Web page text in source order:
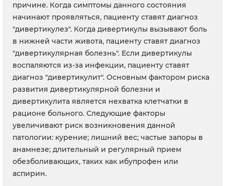
причине. Когда симптомы данного состояния
начинают проявляться, пациенту ставят диагноз
"дивертикулез". Когда дивертикулы вызывают боль
в нижней части живота, пациенту ставят диагноз
"дивертикулярная болезнь". Если дивертикулы
воспаляются из-за инфекции, пациенту ставят
диагноз "дивертикулит". Основным фактором риска
развития дивертикулярной болезни и
дивертикулита является нехватка клетчатки в
рационе больного. Следующие факторы
увеличивают риск возникновения данной
патологии: курение; лишний вес; частые запоры в
анамнезе; длительный и регулярный прием
обезболивающих, таких как ибупрофен или
аспирин.